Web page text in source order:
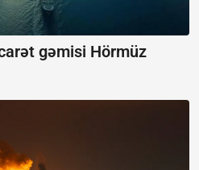
gəmisi Hörmüz